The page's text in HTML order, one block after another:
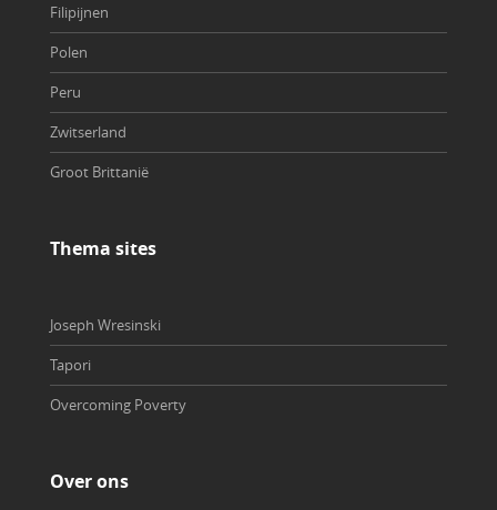
Filipijnen
Polen
Peru
Zwitserland
Groot Brittanië
Thema sites
Joseph Wresinski
Tapori
Overcoming Poverty
Over ons